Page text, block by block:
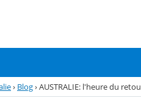
› Blog›AUSTRALIE: l'heure du